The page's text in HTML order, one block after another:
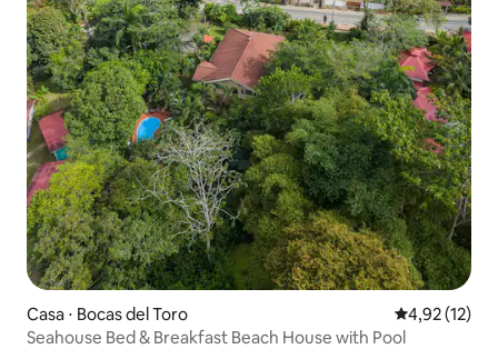
Casa ⋅ Bocas del Toro 4,92 de uma
4,92 (12)
Seahouse Bed & Breakfast Beach House with Pool